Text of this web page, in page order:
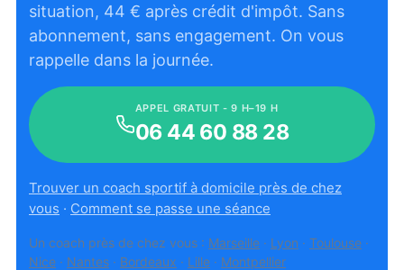
situation, 44 € après crédit d'impôt. Sans
abonnement, sans engagement. On vous
rappelle dans la journée.
APPEL GRATUIT - 9 H–19 H
06 44 60 88 28
Trouver un coach sportif à domicile près de chez
vous · Comment se passe une séance
Un coach près de chez vous : Marseille · Lyon · Toulouse ·
Nice · Nantes · Bordeaux · Lille · Montpellier